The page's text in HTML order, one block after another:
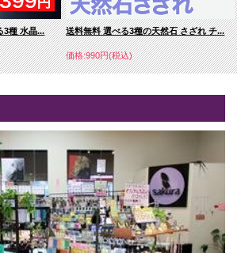
3種 水晶... 送料無料 選べる3種の天然石 さざれ チ...
価格:990円(税込)